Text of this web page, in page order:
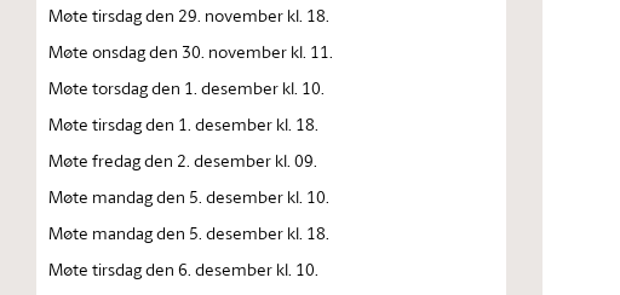
Møte tirsdag den 29. november kl. 18.
Møte onsdag den 30. november kl. 11.
Møte torsdag den 1. desember kl. 10.
Møte tirsdag den 1. desember kl. 18.
Møte fredag den 2. desember kl. 09.
Møte mandag den 5. desember kl. 10.
Møte mandag den 5. desember kl. 18.
Møte tirsdag den 6. desember kl. 10.